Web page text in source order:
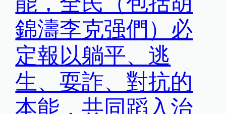
錦濤李克强們）必
定報以躺平、逃
生、耍詐、對抗的